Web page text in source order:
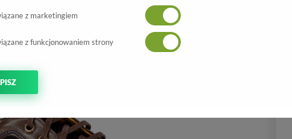
-50%
z marketingiem
z funkcjonowaniem strony